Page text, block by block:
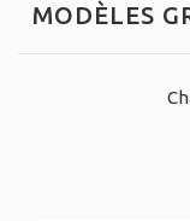
MODÈLES